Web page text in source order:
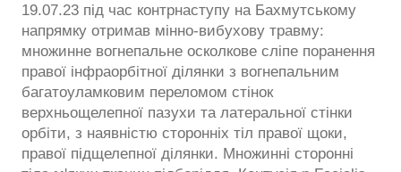
19.07.23 під час контрнаступу на Бахмутському
напрямку отримав мінно-вибухову травму:
множинне вогнепальне осколкове сліпе поранення
правої інфраорбітної ділянки з вогнепальним
багатоуламковим переломом стінок
верхньощелепної пазухи та латеральної стінки
орбіти, з наявністю сторонніх тіл правої щоки,
правої підщелепної ділянки. Множинні сторонні